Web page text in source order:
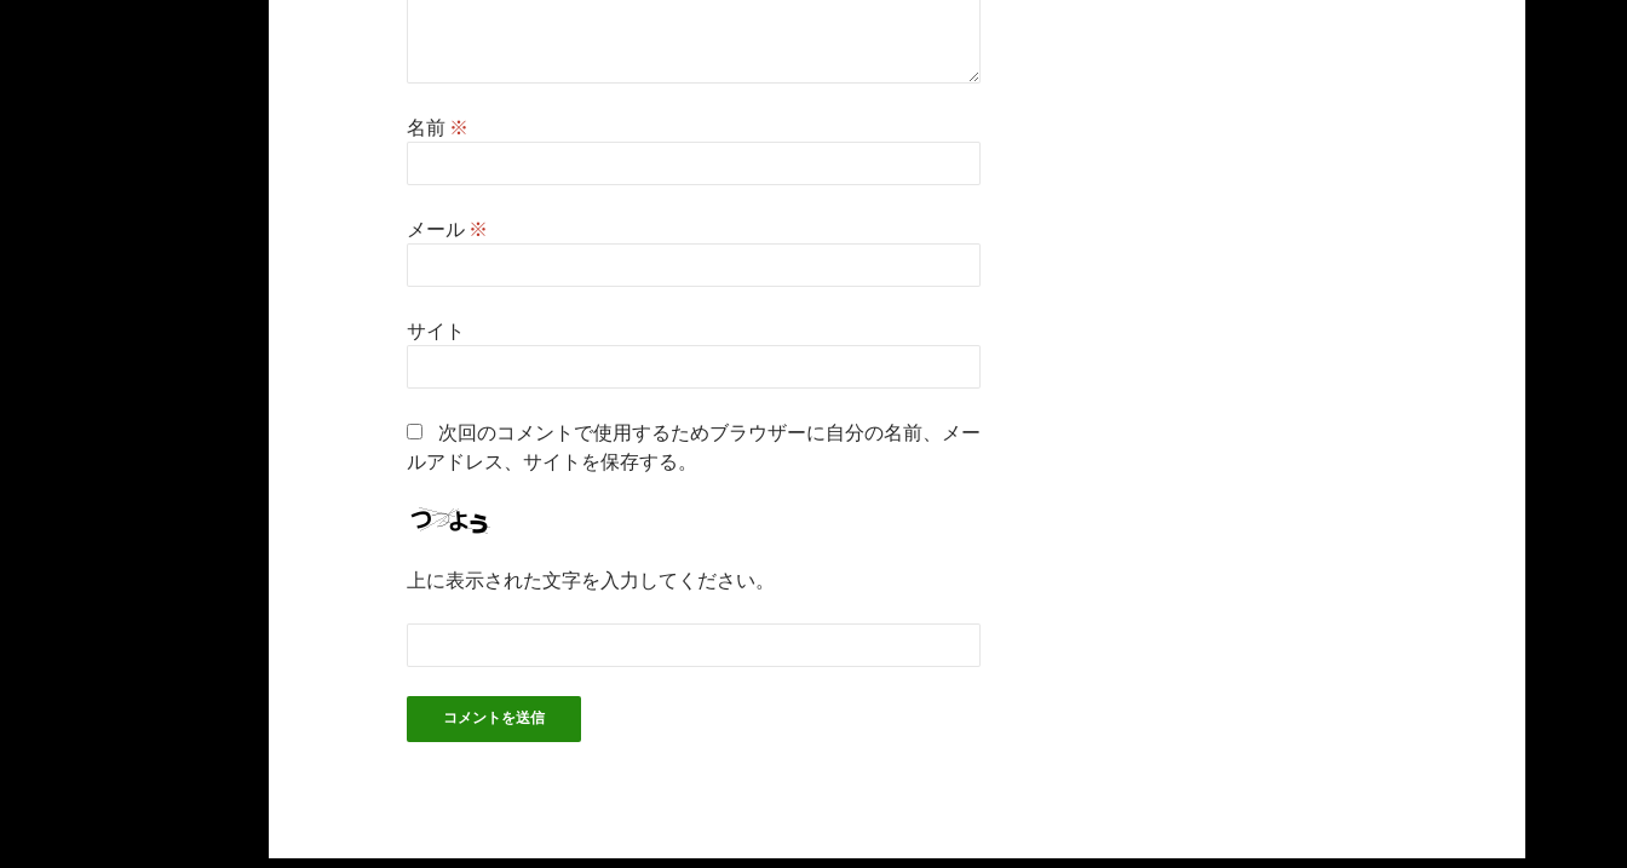
名前 ※
メール ※
サイト
次回のコメントで使用するためブラウザーに自分の名前、メー
ルアドレス、サイトを保存する。
上に表示された文字を入力してください。